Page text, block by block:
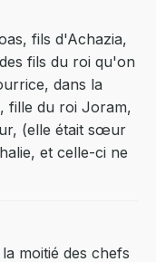
fils d'Achazia,
fils du roi qu'on
dans la
fille du roi Joram,
(elle était sœur
et celle-ci ne
moitié des chefs